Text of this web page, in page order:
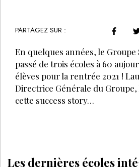
PARTAGEZ SUR :
En quelques années, le Groupe
passé de trois écoles à 60
élèves pour la rentrée 2021 !
Directrice Générale du Groupe,
cette success story…
Les dernières écoles